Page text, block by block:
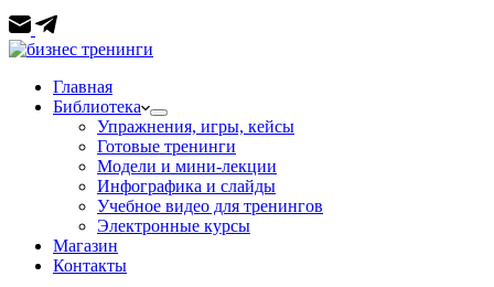
Главная
Библиотека
Упражнения, игры, кейсы
Готовые тренинги
Модели и мини-лекции
Инфографика и слайды
Учебное видео для тренингов
Электронные курсы
Магазин
Контакты